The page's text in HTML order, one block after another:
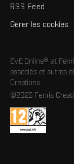
RSS Feed
Gérer les cookies
EVE Online® et
associés et autres
Creations.
©2026 Fenris